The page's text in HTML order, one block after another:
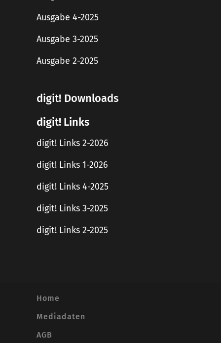
Ausgabe 4-2025
Ausgabe 3-2025
Ausgabe 2-2025
digit! Downloads
digit! Links
digit! Links 2-2026
digit! Links 1-2026
digit! Links 4-2025
digit! Links 3-2025
digit! Links 2-2025
Home
Mediadaten
AGB